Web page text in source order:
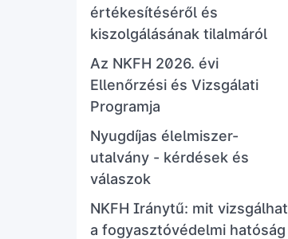
értékesítéséről és
kiszolgálásának tilalmáról
Az NKFH 2026. évi
Ellenőrzési és Vizsgálati
Programja
Nyugdíjas élelmiszer-
utalvány - kérdések és
válaszok
NKFH Iránytű: mit vizsgálhat
a fogyasztóvédelmi hatóság